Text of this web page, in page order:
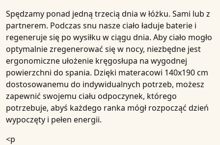
Spędzamy ponad jedną trzecią dnia w łóżku. Sami lub z
partnerem. Podczas snu nasze ciało ładuje baterie i
regeneruje się po wysiłku w ciągu dnia. Aby ciało mogło
optymalnie zregenerować się w nocy, niezbędne jest
ergonomiczne ułożenie kręgosłupa na wygodnej
powierzchni do spania. Dzięki materacowi 140x190 cm
dostosowanemu do indywidualnych potrzeb, możesz
zapewnić swojemu ciału odpoczynek, którego
potrzebuje, abyś każdego ranka mógł rozpocząć dzień
wypoczęty i pełen energii.
<p